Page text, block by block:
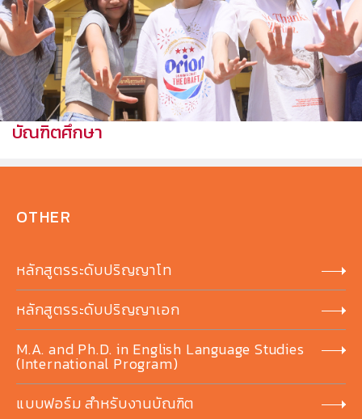
บัณฑิตศึกษา
OTHER
หลักสูตรระดับปริญญาโท
หลักสูตรระดับปริญญาเอก
M.A. and Ph.D. in English Language Studies
(International Program)
แบบฟอร์ม สำหรับงานบัณฑิต